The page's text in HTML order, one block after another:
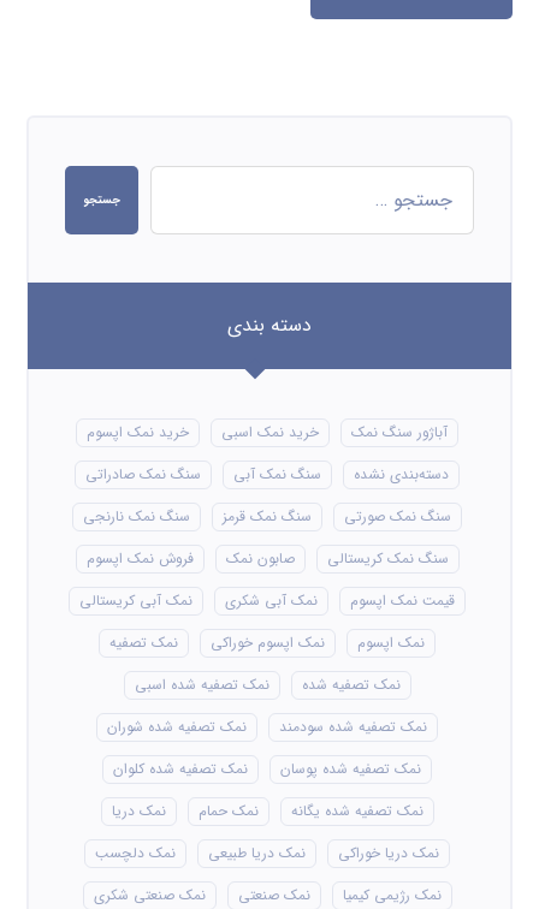
جستجو
دسته بندی
آباژور سنگ نمک خرید نمک اسبی
خرید نمک اپسوم
دسته‌بندی نشده
سنگ نمک آبی
سنگ نمک صادراتی
سنگ نمک صورتی
سنگ نمک قرمز
سنگ نمک نارنجی
سنگ نمک کریستالی
صابون نمک
فروش نمک اپسوم
قیمت نمک اپسوم
نمک آبی شکری
نمک آبی کریستالی
نمک اپسوم
نمک اپسوم خوراکی
نمک تصفیه
نمک تصفیه شده
نمک تصفیه شده اسبی
نمک تصفیه شده سودمند
نمک تصفیه شده شوران
نمک تصفیه شده پوسان
نمک تصفیه شده کلوان
نمک تصفیه شده یگانه
نمک حمام
نمک دریا
نمک دریا خوراکی
نمک دریا طبیعی
نمک دلچسب
نمک رژیمی کیمیا
نمک صنعتی
نمک صنعتی شکری